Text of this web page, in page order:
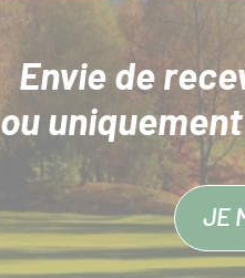
Envie de
ou
JE